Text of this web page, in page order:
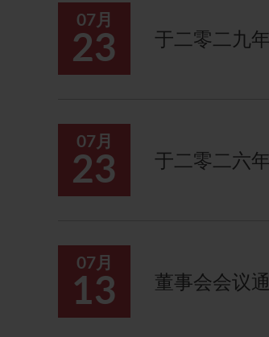
07月
23 于二零二九
07月
23 于二零二六
07月
13 董事会会议